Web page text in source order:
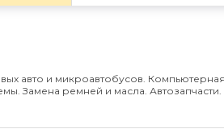
авто и микроавтобусов.
Замена ремней и масла. Автозапчасти.